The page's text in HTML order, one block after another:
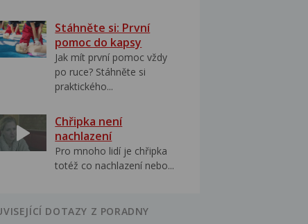
Stáhněte si: První
pomoc do kapsy
Jak mít první pomoc vždy
po ruce? Stáhněte si
praktického...
Chřipka není
nachlazení
Pro mnoho lidí je chřipka
totéž co nachlazení nebo...
DOTAZY Z PORADNY